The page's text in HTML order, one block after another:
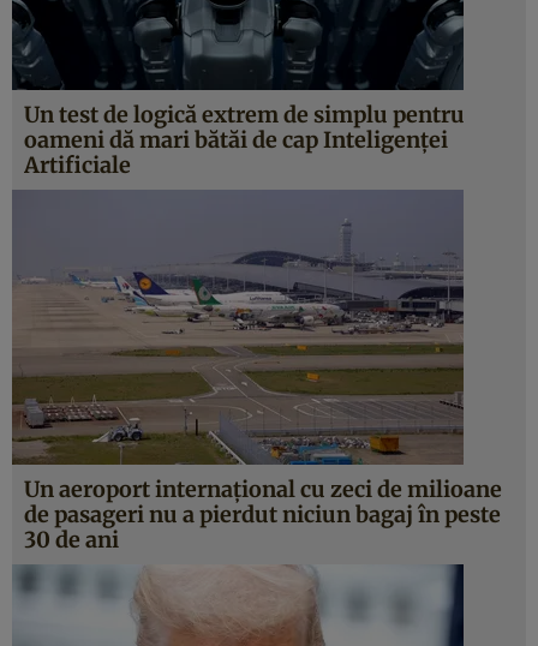
Un test de logică extrem de simplu pentru
oameni dă mari bătăi de cap Inteligenței
Artificiale
Un aeroport internațional cu zeci de milioane
de pasageri nu a pierdut niciun bagaj în peste
30 de ani